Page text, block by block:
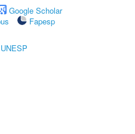
Google Scholar
Fapesp